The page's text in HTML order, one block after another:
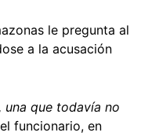
le pregunta al
a la acusación
una que todavía no
funcionario, en